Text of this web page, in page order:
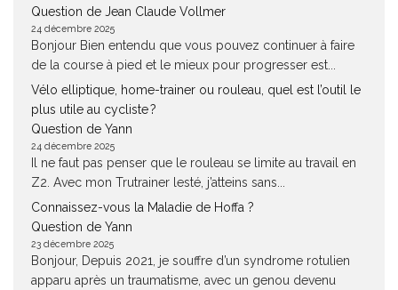
Question de Jean Claude Vollmer
24 décembre 2025
Bonjour Bien entendu que vous pouvez continuer à faire
de la course à pied et le mieux pour progresser est...
Vélo elliptique, home-trainer ou rouleau, quel est l’outil le
plus utile au cycliste ?
Question de Yann
24 décembre 2025
Il ne faut pas penser que le rouleau se limite au travail en
Z2. Avec mon Trutrainer lesté, j’atteins sans...
Connaissez-vous la Maladie de Hoffa ?
Question de Yann
23 décembre 2025
Bonjour, Depuis 2021, je souffre d’un syndrome rotulien
apparu après un traumatisme, avec un genou devenu